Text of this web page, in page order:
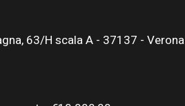
63/H scala A - 37137 - Verona